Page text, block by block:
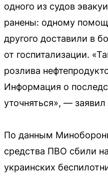
одного из судов
ранены: одному
другого доставили в
от госпитализации.
розлива
Информация о
уточняться», —
По данным
средства ПВО сбили
украинских